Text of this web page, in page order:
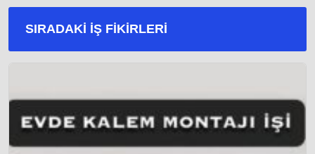
SIRADAKI İŞ FIKIRLERI